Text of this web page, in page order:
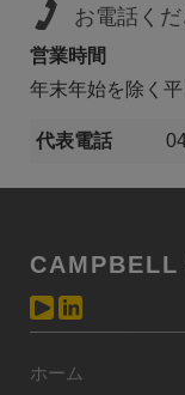
お電話く
営業時間
年末年始を除く
代表電話
ホーム